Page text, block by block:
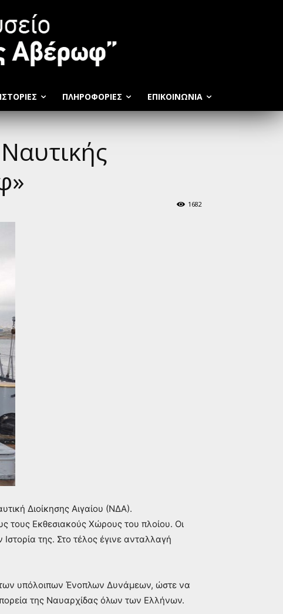
ΠΛΗΡΟΦΟΡΊΕΣ ΕΠΙΚΟΙΝΩΝΊΑ
1682
Διοίκησης Αιγαίου (ΝΔΑ).
τους Εκθεσιακούς Χώρους του πλοίου. Οι
της. Στο τέλος έγινε ανταλλαγή
των υπόλοιπων Ένοπλων Δυνάμεων, ώστε να
της Ναυαρχίδας όλων των Ελλήνων.